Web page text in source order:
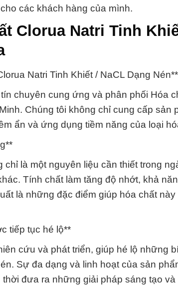
các khách hàng của mình.
Clorua Natri Tinh
Natri Tinh Khiết / NaCL Dạng Nén**
chuyên cung ứng và phân phối Hóa
Chúng tôi không chỉ cung cấp sản
ẩn và ứng dụng tiềm năng của loại
là một nguyên liệu cần thiết trong
Tính chất làm tăng độ nhớt, khả
là những đặc điểm giúp hóa chất này
tiếp tục hé lộ**
cứu và phát triển, giúp hé lộ những
Sự đa dạng và linh hoạt của sản
đưa ra những giải pháp sáng tạo và